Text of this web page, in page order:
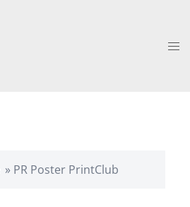
» PR Poster PrintClub